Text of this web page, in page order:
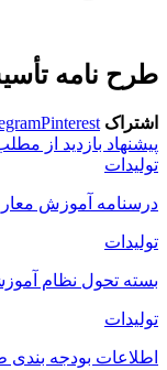
طرح نامه
اشتراک Pinterest
پیشنهاد بازدید از
تولیدات
درسنامه آموزش
تولیدات
بسته تحول نظام
تولیدات
اطلاعات بودجه بندی